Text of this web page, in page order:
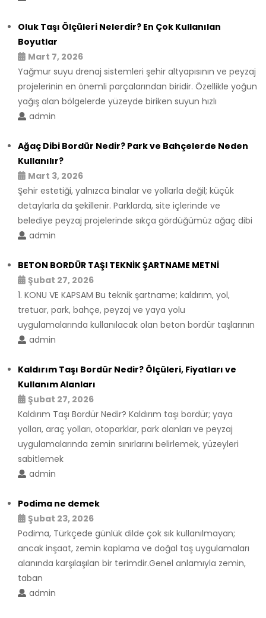
Oluk Taşı Ölçüleri Nelerdir? En Çok Kullanılan
Boyutlar
Mart 7, 2026
Yağmur suyu drenaj sistemleri şehir altyapısının ve peyzaj
projelerinin en önemli parçalarından biridir. Özellikle yoğun
yağış alan bölgelerde yüzeyde biriken suyun hızlı
admin
Ağaç Dibi Bordür Nedir? Park ve Bahçelerde Neden
Kullanılır?
Mart 3, 2026
Şehir estetiği, yalnızca binalar ve yollarla değil; küçük
detaylarla da şekillenir. Parklarda, site içlerinde ve
belediye peyzaj projelerinde sıkça gördüğümüz ağaç dibi
admin
BETON BORDÜR TAŞI TEKNİK ŞARTNAME METNİ
Şubat 27, 2026
1. KONU VE KAPSAM Bu teknik şartname; kaldırım, yol,
tretuar, park, bahçe, peyzaj ve yaya yolu
uygulamalarında kullanılacak olan beton bordür taşlarının
admin
Kaldırım Taşı Bordür Nedir? Ölçüleri, Fiyatları ve
Kullanım Alanları
Şubat 27, 2026
Kaldırım Taşı Bordür Nedir? Kaldırım taşı bordür; yaya
yolları, araç yolları, otoparklar, park alanları ve peyzaj
uygulamalarında zemin sınırlarını belirlemek, yüzeyleri
sabitlemek
admin
Podima ne demek
Şubat 23, 2026
Podima, Türkçede günlük dilde çok sık kullanılmayan;
ancak inşaat, zemin kaplama ve doğal taş uygulamaları
alanında karşılaşılan bir terimdir.Genel anlamıyla zemin,
taban
admin